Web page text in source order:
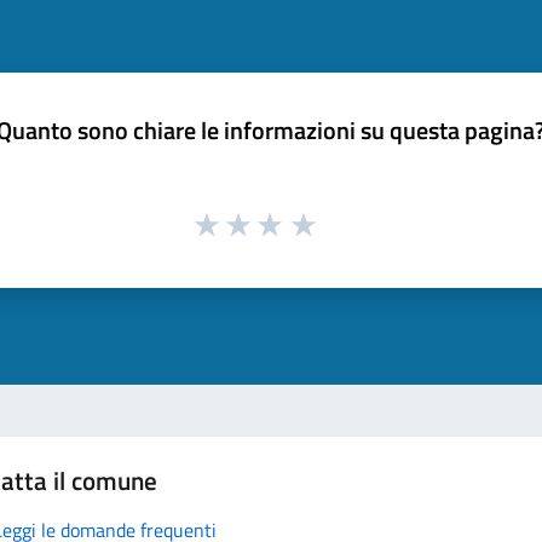
sono chiare le informazioni su questa
il comune
le domande frequenti